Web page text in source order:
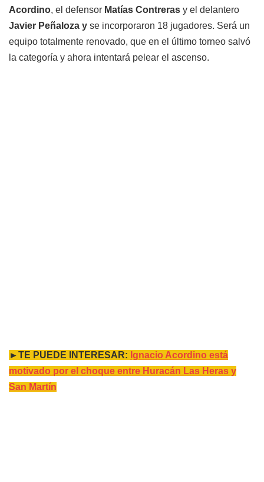
Acordino, el defensor Matías Contreras y el delantero
Javier Peñaloza y se incorporaron 18 jugadores. Será un
equipo totalmente renovado, que en el último torneo salvó
la categoría y ahora intentará pelear el ascenso.
►TE PUEDE INTERESAR: Ignacio Acordino está
motivado por el choque entre Huracán Las Heras y
San Martín